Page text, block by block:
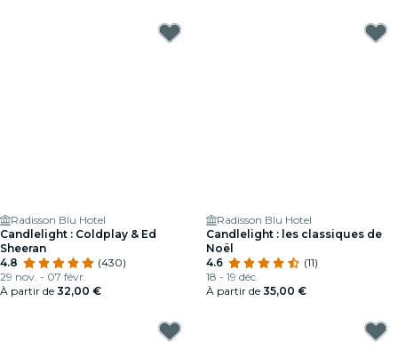
Radisson Blu Hotel
Candlelight : Coldplay & Ed
Sheeran
4.8
(430)
29 nov. - 07 févr.
À partir de 32,00 €
Radisson Blu Hotel
Candlelight : les classiques de
Noël
4.6
(11)
18 - 19 déc.
À partir de 35,00 €